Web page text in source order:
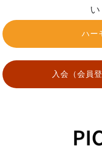
い
ハー
入会（会員